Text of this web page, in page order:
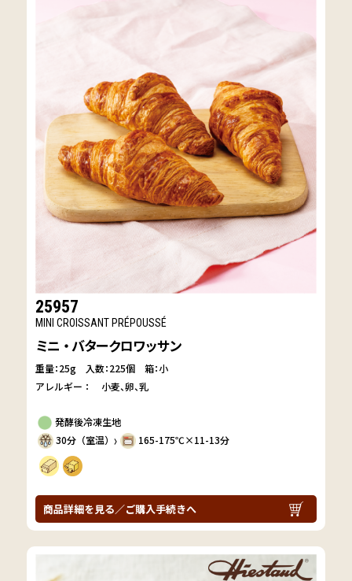
25957
MINI CROISSANT PRÉPOUSSÉ
ミニ・バタークロワッサン
重量：25g
入数：225個 箱：小
アレルギー：
小麦 卵 乳
発酵後冷凍生地
30分（室温）
〉 165-175℃×11-13分
商品詳細を見る／ご購入手続きへ